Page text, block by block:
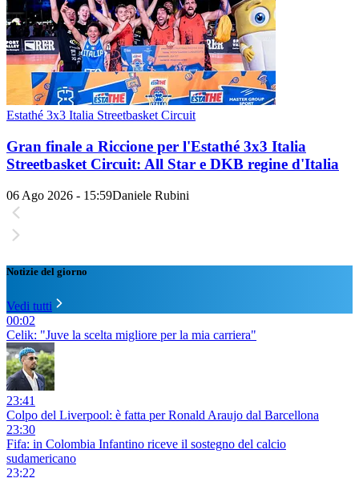
Estathé 3x3 Italia Streetbasket Circuit
Gran finale a Riccione per l'Estathé 3x3 Italia
Streetbasket Circuit: All Star e DKB regine d'Italia
06 Ago 2026 - 15:59Daniele Rubini
Notizie del giorno
Vedi tutti
00:02
Celik: "Juve la scelta migliore per la mia carriera"
23:41
Colpo del Liverpool: è fatta per Ronald Araujo dal Barcellona
23:30
Fifa: in Colombia Infantino riceve il sostegno del calcio
sudamericano
23:22